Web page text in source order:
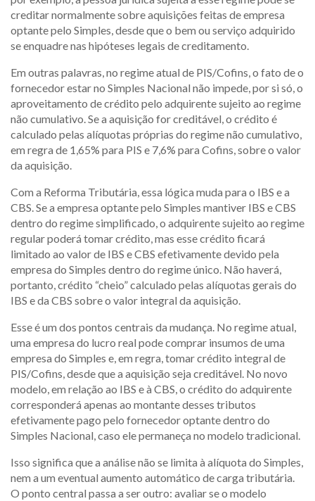
creditar normalmente sobre aquisições feitas de empresa
optante pelo Simples, desde que o bem ou serviço adquirido
se enquadre nas hipóteses legais de creditamento.
Em outras palavras, no regime atual de PIS/Cofins, o fato de o
fornecedor estar no Simples Nacional não impede, por si só, o
aproveitamento de crédito pelo adquirente sujeito ao regime
não cumulativo. Se a aquisição for creditável, o crédito é
calculado pelas alíquotas próprias do regime não cumulativo,
em regra de 1,65% para PIS e 7,6% para Cofins, sobre o valor
da aquisição.
Com a Reforma Tributária, essa lógica muda para o IBS e a
CBS. Se a empresa optante pelo Simples mantiver IBS e CBS
dentro do regime simplificado, o adquirente sujeito ao regime
regular poderá tomar crédito, mas esse crédito ficará
limitado ao valor de IBS e CBS efetivamente devido pela
empresa do Simples dentro do regime único. Não haverá,
portanto, crédito “cheio” calculado pelas alíquotas gerais do
IBS e da CBS sobre o valor integral da aquisição.
Esse é um dos pontos centrais da mudança. No regime atual,
uma empresa do lucro real pode comprar insumos de uma
empresa do Simples e, em regra, tomar crédito integral de
PIS/Cofins, desde que a aquisição seja creditável. No novo
modelo, em relação ao IBS e à CBS, o crédito do adquirente
corresponderá apenas ao montante desses tributos
efetivamente pago pelo fornecedor optante dentro do
Simples Nacional, caso ele permaneça no modelo tradicional.
Isso significa que a análise não se limita à alíquota do Simples,
nem a um eventual aumento automático de carga tributária.
O ponto central passa a ser outro: avaliar se o modelo